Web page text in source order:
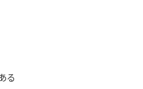
る